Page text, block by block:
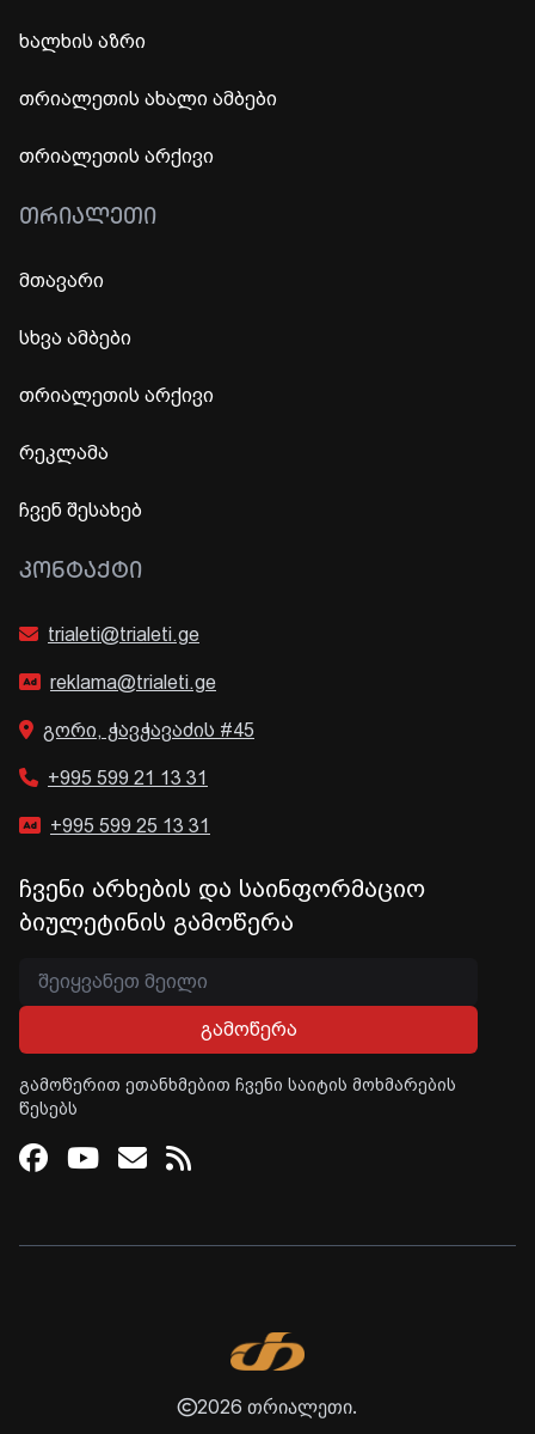
ხალხის აზრი
თრიალეთის ახალი ამბები
თრიალეთის არქივი
ᲗᲠᲘᲐᲚᲔᲗᲘ
მთავარი
სხვა ამბები
თრიალეთის არქივი
რეკლამა
ჩვენ შესახებ
ᲙᲝᲜᲢᲐᲥᲢᲘ
trialeti@trialeti.ge
reklama@trialeti.ge
გორი, ჭავჭავაძის #45
+995 599 21 13 31
+995 599 25 13 31
ჩვენი არხების და საინფორმაციო
ბიულეტინის გამოწერა
გამოწერა
გამოწერით ეთანხმებით ჩვენი საიტის მოხმარების
წესებს
Facebook
Youtube
Email
RSS
2026 თრიალეთი.